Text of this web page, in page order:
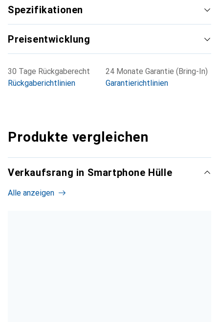
Spezifikationen
Preisentwicklung
30 Tage Rückgaberecht
Rückgaberichtlinien
24 Monate Garantie (Bring-In)
Garantierichtlinien
Produkte vergleichen
Verkaufsrang in Smartphone Hülle
Alle anzeigen